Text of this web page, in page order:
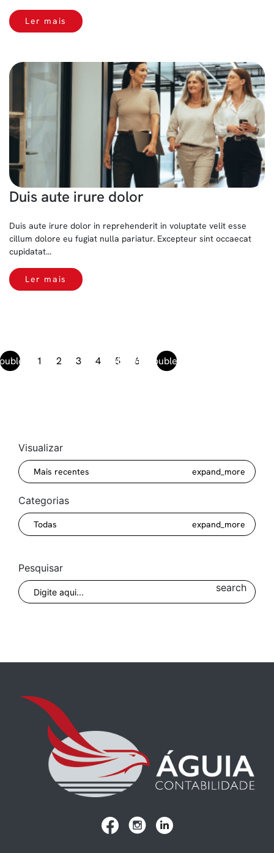
Ler mais
Duis aute irure dolor
Duis aute irure dolor in reprehenderit in voluptate velit esse
cillum dolore eu fugiat nulla pariatur. Excepteur sint occaecat
cupidatat...
Ler mais
Previous
1 2 3 4 5 6
keyboard_double_arrow_right
Next
Visualizar
Mais recentes expand_more
Categorias
Todas expand_more
Pesquisar
search